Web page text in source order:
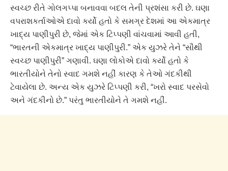
સ્વચ્છ રીતે ગોલગપ્પા બનાવવા બદલ તેની પ્રશંસા કરી છે. ઘણા
વપરાશકર્તાઓએ દાવો કર્યો હતો કે સમગ્ર દેશમાં આ એકમાત્ર
ખાદ્ય પાણીપુરી છે, જેમાં એક ટિપ્પણી વાંચવામાં આવી હતી,
“ભારતની એકમાત્ર ખાદ્ય પાણીપુરી.” એક યુઝરે તેને “સૌથી
સ્વચ્છ પાણીપુરી” ગણાવી. ઘણા લોકોએ દાવો કર્યો હતો કે
ભારતીયોને તેનો સ્વાદ ગમશે નહીં કારણ કે તેઓ ગંદકીથી
ટેવાયેલા છે. અન્ય એક યુઝરે ટિપ્પણી કરી, “ખરો સ્વાદ પરસેવો
અને ગંદકીનો છે.” પરંતુ ભારતીયોને તે ગમશે નહીં.